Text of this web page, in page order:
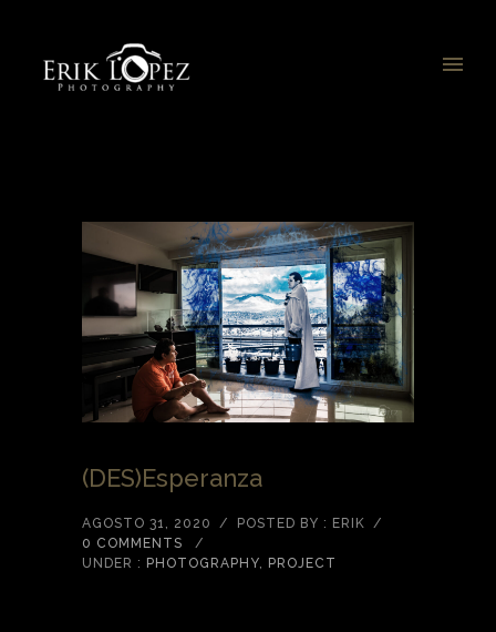
(DES)Esperanza
AGOSTO 31, 2020 / POSTED BY : ERIK /
0 COMMENTS
/
UNDER : PHOTOGRAPHY, PROJECT